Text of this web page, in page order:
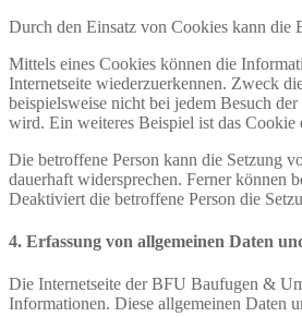
Durch den Einsatz von Cookies kann die
Mittels eines Cookies können die
Internetseite wiederzuerkennen. Zweck
beispielsweise nicht bei jedem Besuch
wird. Ein weiteres Beispiel ist das
Die betroffene Person kann die Setzung
dauerhaft widersprechen. Ferner können
Deaktiviert die betroffene Person die
4. Erfassung von allgemeinen Daten
Die Internetseite der BFU Baufugen &
Informationen. Diese allgemeinen Daten